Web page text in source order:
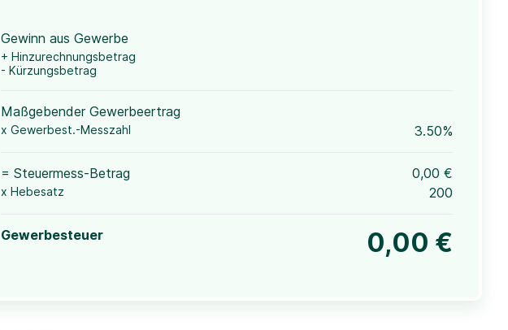
Gewinn aus Gewerbe
+ Hinzurechnungsbetrag
- Kürzungsbetrag
Maßgebender Gewerbeertrag
x Gewerbest.-Messzahl 3.50%
= Steuermess-Betrag 0,00 €
x Hebesatz 200
Gewerbesteuer 0,00 €